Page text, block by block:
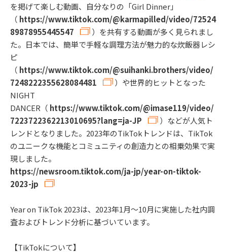
を掲げて楽しむ動画、自分なりの「Girl Dinner」
（ https://www.tiktok.com/@karmapilled/video/72524
89878955445547
）を共有する動画が多く見られまし
た。日本では、簡単で手軽な調理方法が魅力的な炊飯器レシ
ピ
（ https://www.tiktok.com/@suihanki.brothers/video/
7248222355628084481
）や世界的ヒットとなった
NIGHT
DANCER（ https://www.tiktok.com/@imase119/video/
7223722362213010695?lang=ja-JP
）などが人気ト
レンドとなりました。2023年のTikTokトレンドは、TikTok
のユニークな機能とコミュニティの創造力との相乗効果で実
現しました。
https://newsroom.tiktok.com/ja-jp/year-on-tiktok-
2023-jp
Year on TikTok 2023は、2023年1月～10月に実施した社内調
査およびトレンド分析に基づいています。
【TikTokについて】